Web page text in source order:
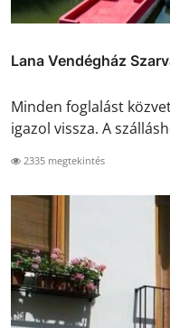
Lana Vendégház
Minden foglalást
igazol vissza. A
2335 megtekintés